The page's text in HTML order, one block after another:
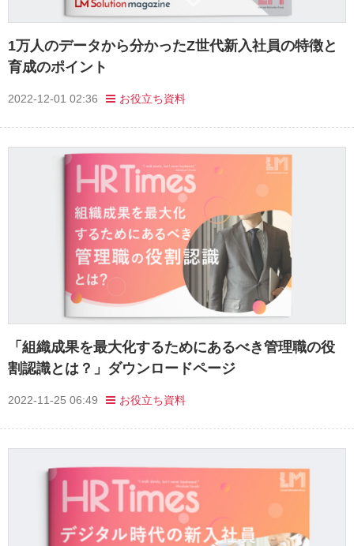
1万人のデータから分かったZ世代新入社員の特徴と
育成のポイント
2022-12-01 02:36 お役立ち資料
「組織成果を最大化するためにあるべき管理職の役
割認識とは？」ダウンロードページ
2022-11-25 06:49 お役立ち資料